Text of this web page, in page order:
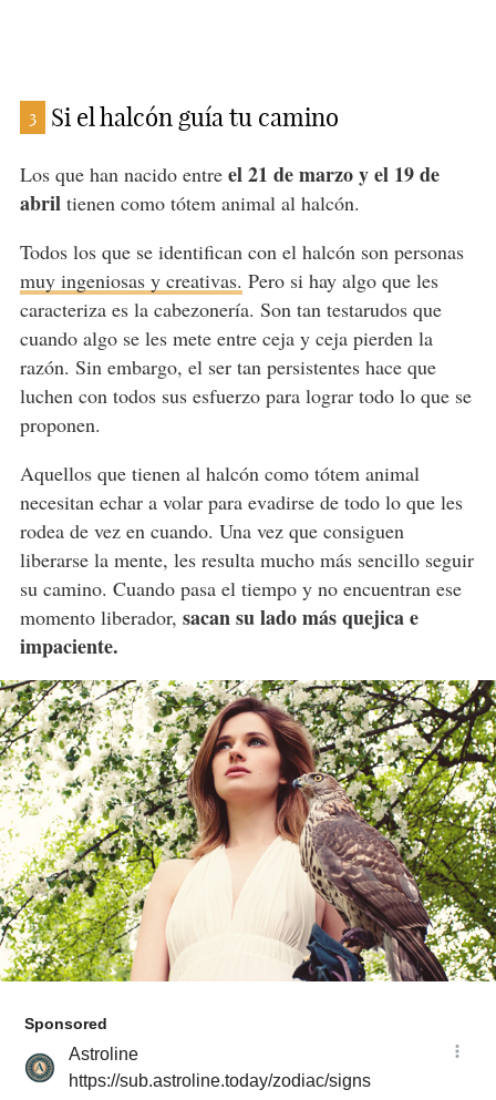
3 Si el halcón guía tu camino
Los que han nacido entre el 21 de marzo y el 19 de
abriltienen como tótem animal al halcón.
Todos los que se identifican con el halcón son personas
muy ingeniosas y creativas. Pero si hay algo que les
caracteriza es la cabezonería. Son tan testarudos que
cuando algo se les mete entre ceja y ceja pierden la
razón. Sin embargo, el ser tan persistentes hace que
luchen con todos sus esfuerzo para lograr todo lo que se
proponen.
Aquellos que tienen al halcón como tótem animal
necesitan echar a volar para evadirse de todo lo que les
rodea de vez en cuando. Una vez que consiguen
liberarse la mente, les resulta mucho más sencillo seguir
su camino. Cuando pasa el tiempo y no encuentran ese
momento liberador, sacan su lado más quejica e
impaciente.